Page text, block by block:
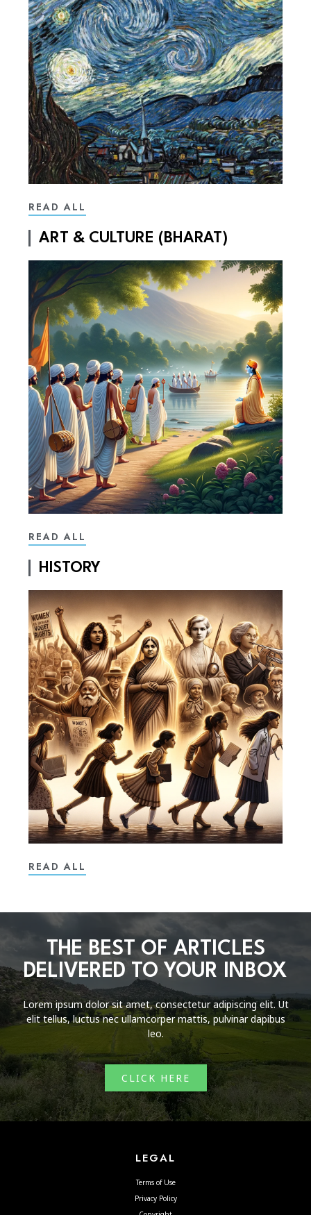
READ ALL
ART & CULTURE (BHARAT)
READ ALL
HISTORY
READ ALL
THE BEST OF ARTICLES
DELIVERED TO YOUR INBOX
Lorem ipsum dolor sit amet, consectetur adipiscing elit. Ut
elit tellus, luctus nec ullamcorper mattis, pulvinar dapibus
leo.
CLICK HERE
LEGAL
Terms of Use
Privacy Policy